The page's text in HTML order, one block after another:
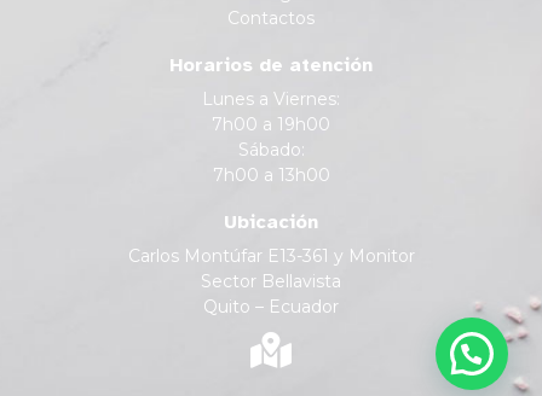
Contactos
Horarios de atención
Lunes a Viernes:
7h00 a 19h00
Sábado:
7h00 a 13h00
Ubicación
Carlos Montúfar E13-361 y Monitor
Sector Bellavista
Quito – Ecuador